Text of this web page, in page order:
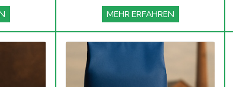
MEHR ERFAHREN